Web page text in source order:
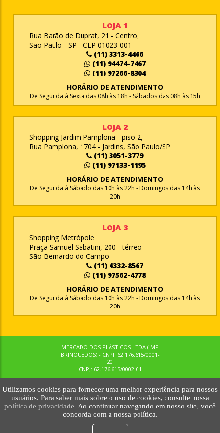
Utilizamos cookies para fornecer uma melhor experiência para nossos
usuários. Para saber mais sobre o uso de cookies, consulte nossa
política de privacidade. Ao continuar navegando em nosso site, você
concorda com a nossa política.
LOJA 1
Rua Barão de Duprat, 21 - Centro,
São Paulo - SP - CEP 01023-001
(11) 3313-4466
(11) 94474-7467
(11) 97266-8304
HORÁRIO DE ATENDIMENTO
De Segunda à Sexta das 08h às 18h - Sábados das 08h às 15h
LOJA 2
Shopping Jardim Pamplona - piso 2,
Rua Pamplona, 1704 - Jardins, São Paulo/SP
(11) 3051-3779
(11) 97133-1195
HORÁRIO DE ATENDIMENTO
De Segunda à Sábado das 10h às 22h - Domingos das 14h às
20h
LOJA 3
Shopping Metrópole
Praça Samuel Sabatini, 200 - térreo
São Bernardo do Campo
(11) 4332-8567
(11) 97562-4778
HORÁRIO DE ATENDIMENTO
De Segunda à Sábado das 10h às 22h - Domingos das 14h às
20h
MERCADO DOS PLÁSTICOS LTDA ( MP
BRINQUEDOS) - CNPJ: 62.176.615/0001-
20
CNPJ: 62.176.615/0002-01
© MPBRINQUEDOS. TODOS OS DIREITOS RESERVADOS. MKTNOW